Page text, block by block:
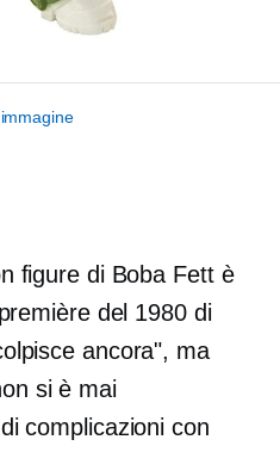
figure di Boba Fett è
del 1980 di
ancora", ma
si è mai
complicazioni con